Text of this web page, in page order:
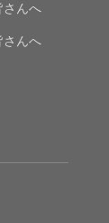
さんへ
さんへ